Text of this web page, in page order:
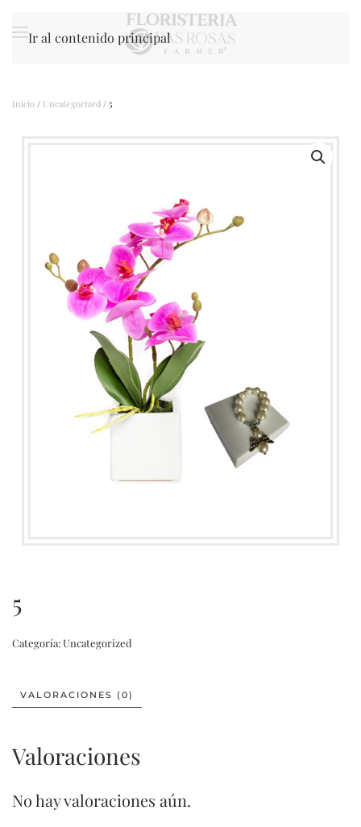
Ir al contenido principal
Inicio / Uncategorized / 5
5
Categoría:Uncategorized
VALORACIONES (0)
Valoraciones
No hay valoraciones aún.